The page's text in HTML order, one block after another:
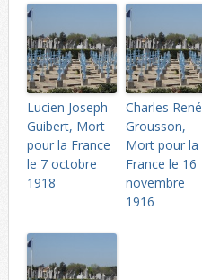
Lucien Joseph
Guibert, Mort
pour la France
le 7 octobre
1918
Charles René
Grousson,
Mort pour la
France le 16
novembre
1916